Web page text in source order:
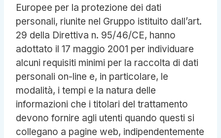
Europee per la protezione dei dati
personali, riunite nel Gruppo istituito dall’art.
29 della Direttiva n. 95/46/CE, hanno
adottato il 17 maggio 2001 per individuare
alcuni requisiti minimi per la raccolta di dati
personali on-line e, in particolare, le
modalità, i tempi e la natura delle
informazioni che i titolari del trattamento
devono fornire agli utenti quando questi si
collegano a pagine web, indipendentemente